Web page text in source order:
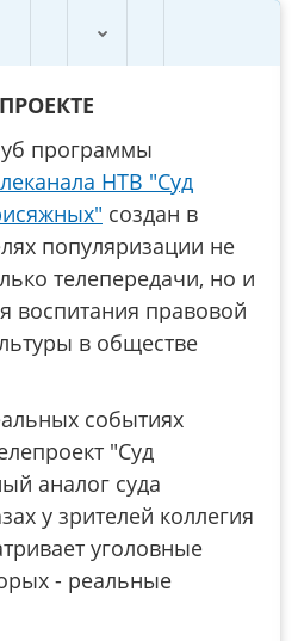
программы
НТВ "Суд
создан в
популяризации не
телепередачи, но и
воспитания правовой
в обществе
событиях
"Суд
аналог суда
у зрителей коллегия
уголовные
- реальные